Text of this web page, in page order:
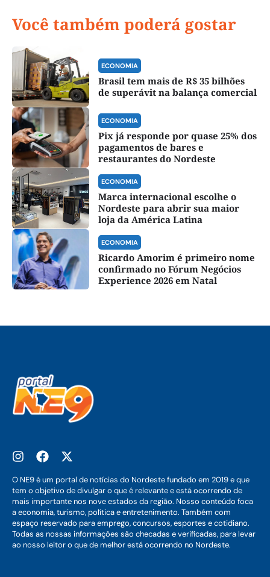
Você também poderá gostar
ECONOMIA
Brasil tem mais de R$ 35 bilhões
de superávit na balança comercial
ECONOMIA
Pix já responde por quase 25% dos
pagamentos de bares e
restaurantes do Nordeste
ECONOMIA
Marca internacional escolhe o
Nordeste para abrir sua maior
loja da América Latina
ECONOMIA
Ricardo Amorim é primeiro nome
confirmado no Fórum Negócios
Experience 2026 em Natal
O NE9 é um portal de notícias do Nordeste fundado em 2019 e que
tem o objetivo de divulgar o que é relevante e está ocorrendo de
mais importante nos nove estados da região. Nosso conteúdo foca
a economia, turismo, política e entretenimento. Também com
espaço reservado para emprego, concursos, esportes e cotidiano.
Todas as nossas informações são checadas e verificadas, para levar
ao nosso leitor o que de melhor está ocorrendo no Nordeste.